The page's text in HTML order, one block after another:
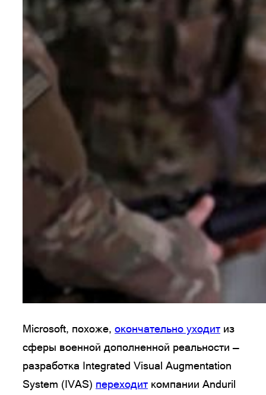
Microsoft, похоже, окончательно уходит из
сферы военной дополненной реальности —
разработка Integrated Visual Augmentation
System (IVAS) переходит компании Anduril